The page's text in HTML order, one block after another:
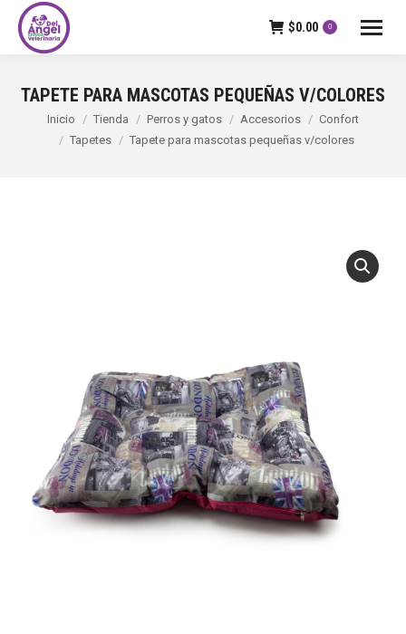
$0.00 0
TAPETE PARA MASCOTAS PEQUEÑAS V/COLORES
Estás aquí:
Inicio Tienda Perros y gatos Accesorios
Confort
Tapetes
Tapete para mascotas pequeñas v/colores